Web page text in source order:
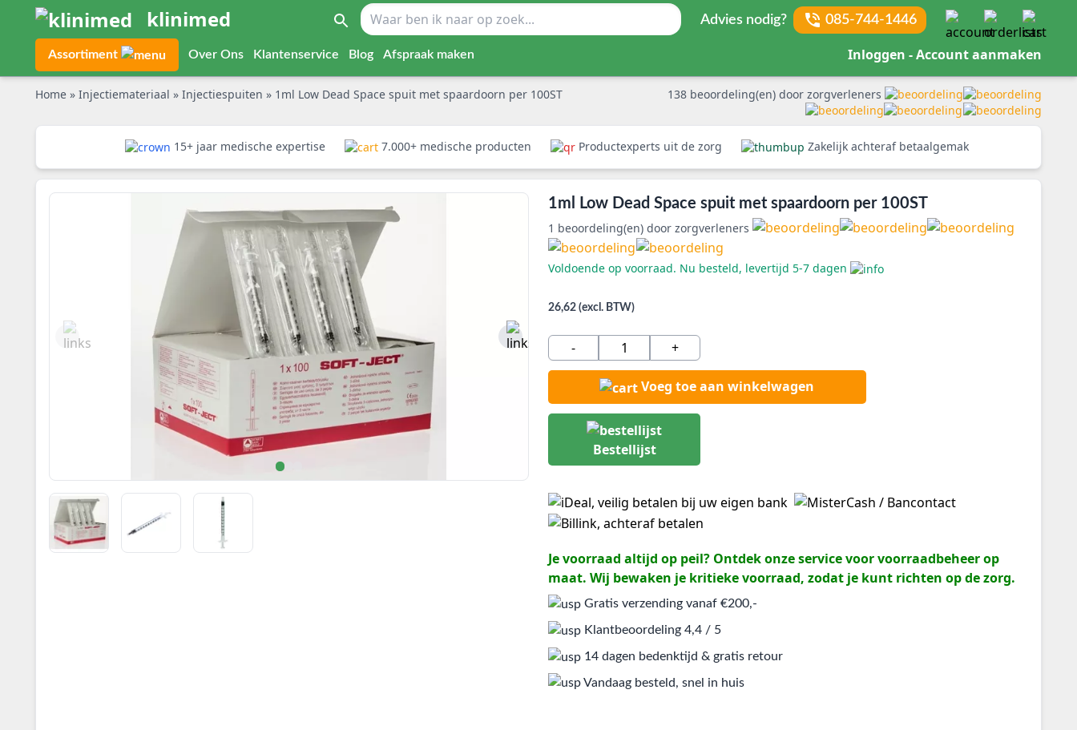
klinimed Advies nodig? 085-744-1446
Assortiment Over Ons Klantenservice Blog Afspraak maken Inloggen - Account aanmaken
Home » Injectiemateriaal » Injectiespuiten » 1ml Low Dead Space spuit met spaardoorn per 100ST 138 beoordeling(en) door zorgverleners
15+ jaar medische expertise 7.000+ medische producten Productexperts uit de zorg Zakelijk achteraf betaalgemak
1ml Low Dead Space spuit met spaardoorn per 100ST
1 beoordeling(en) door zorgverleners
Voldoende op voorraad. Nu besteld, levertijd 5-7 dagen
26,62 (excl. BTW)
- +
Voeg toe aan winkelwagen
Bestellijst
Je voorraad altijd op peil? Ontdek onze service voor voorraadbeheer op
maat. Wij bewaken je kritieke voorraad, zodat je kunt richten op de zorg.
Gratis verzending vanaf €200,-
Klantbeoordeling 4,4 / 5
14 dagen bedenktijd & gratis retour
Vandaag besteld, snel in huis